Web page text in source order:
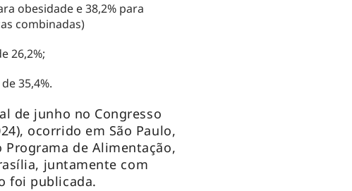
obesidade e 38,2% para
combinadas)
26,2%;
35,4%.
de junho no Congresso
ocorrido em São Paulo,
de Alimentação,
juntamente com
foi publicada.